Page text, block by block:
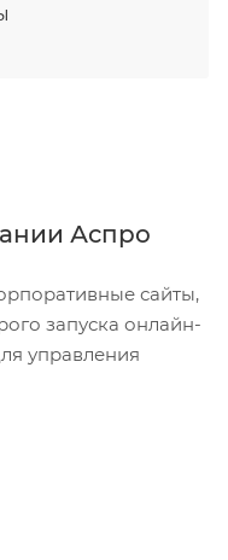
Аспро
сайты,
запуска онлайн-
управления